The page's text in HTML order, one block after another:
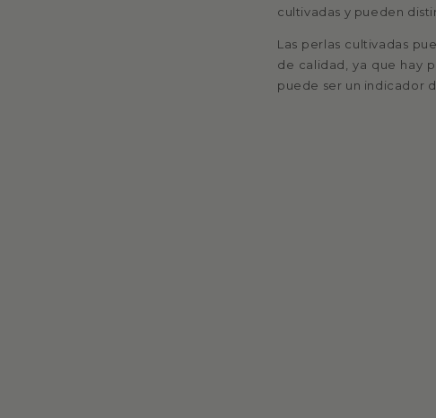
cultivadas y pueden
Las perlas cultivadas
de calidad, ya que hay
puede ser un indicador